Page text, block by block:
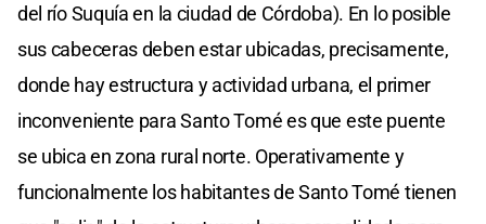
del río Suquía en la ciudad de Córdoba). En lo posible
sus cabeceras deben estar ubicadas, precisamente,
donde hay estructura y actividad urbana, el primer
inconveniente para Santo Tomé es que este puente
se ubica en zona rural norte. Operativamente y
funcionalmente los habitantes de Santo Tomé tienen